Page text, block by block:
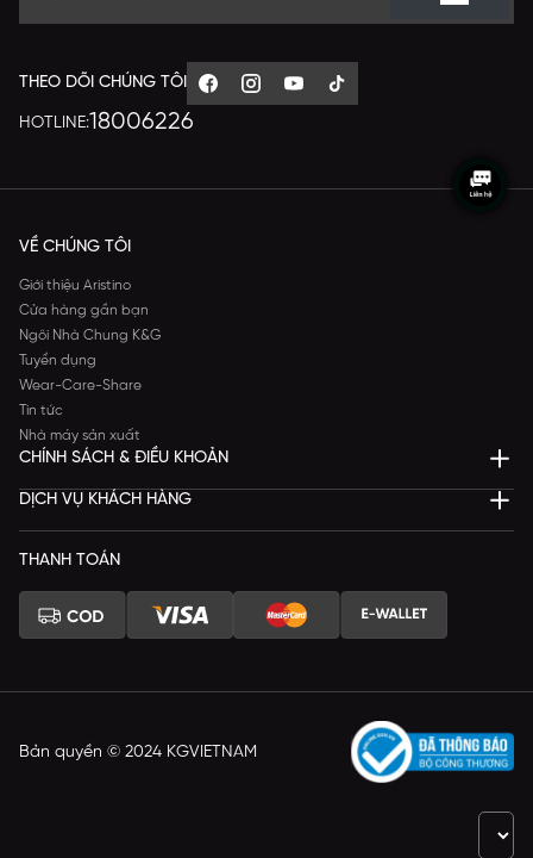
THEO DÕI CHÚNG TÔI
HOTLINE:18006226
VỀ CHÚNG TÔI
Giới thiệu Aristino
Cửa hàng gần bạn
Ngôi Nhà Chung K&G
Tuyển dụng
Wear-Care-Share
Tin tức
Nhà máy sản xuất
CHÍNH SÁCH & ĐIỀU KHOẢN
DỊCH VỤ KHÁCH HÀNG
THANH TOÁN
Bản quyền © 2024 KGVIETNAM